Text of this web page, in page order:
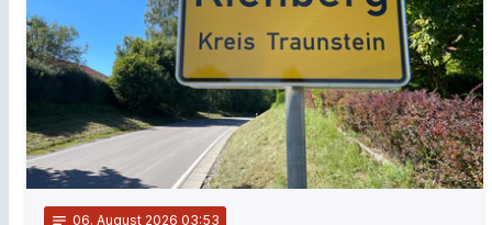
notes 06. August 2026 03:53